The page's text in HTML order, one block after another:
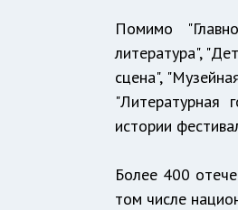
Помимо
литература",
сцена",
"Литературная
истории
Более 400
том числе